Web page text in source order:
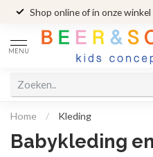
Shop online of in onze winkel
MENU
Home / Kleding
Babykleding